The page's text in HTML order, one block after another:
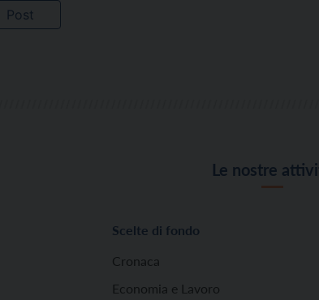
Le nostre
Scelte di fondo
Cronaca
Economia e Lavoro